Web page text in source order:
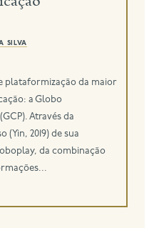
silva
plataformização da maior
a Globo
Através da
2019) de sua
da combinação